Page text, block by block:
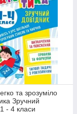
та зрозуміло
Зручний
- 4 класи